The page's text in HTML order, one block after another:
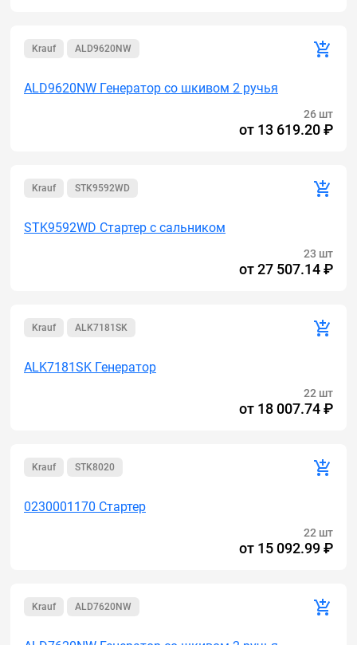
Krauf ALD9620NW
ALD9620NW Генератор cо шкивом 2 ручья
26 шт
от 13 619.20 ₽
Krauf STK9592WD
STK9592WD Стартер с сальником
23 шт
от27 507.14 ₽
Krauf ALK7181SK
ALK7181SK Генератор
22 шт
от 18 007.74 ₽
Krauf STK8020
0230001170 Стартер
22 шт
от 15 092.99 ₽
Krauf ALD7620NW